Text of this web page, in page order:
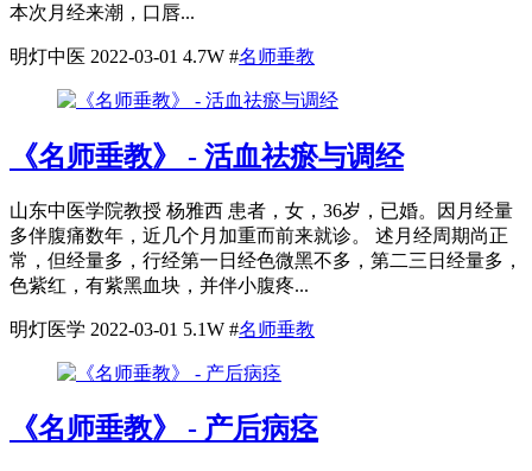
本次月经来潮，口唇...
明灯中医 2022-03-01 4.7W #名师垂教
《名师垂教》 - 活血祛瘀与调经
山东中医学院教授 杨雅西 患者，女，36岁，已婚。因月经量
多伴腹痛数年，近几个月加重而前来就诊。 述月经周期尚正
常，但经量多，行经第一日经色微黑不多，第二三日经量多，
色紫红，有紫黑血块，并伴小腹疼...
明灯医学 2022-03-01 5.1W #名师垂教
《名师垂教》 - 产后病痉